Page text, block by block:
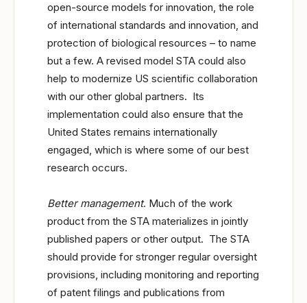
open-source models for innovation, the role
of international standards and innovation, and
protection of biological resources – to name
but a few. A revised model STA could also
help to modernize US scientific collaboration
with our other global partners. Its
implementation could also ensure that the
United States remains internationally
engaged, which is where some of our best
research occurs.
Better management. Much of the work
product from the STA materializes in jointly
published papers or other output. The STA
should provide for stronger regular oversight
provisions, including monitoring and reporting
of patent filings and publications from